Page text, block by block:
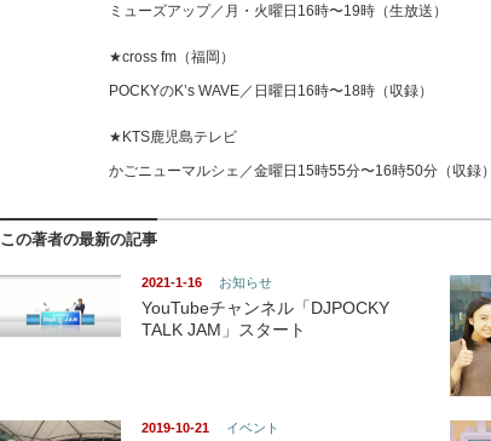
ミューズアップ／月・火曜日16時〜19時（生放送）
★cross fm（福岡）
POCKYのK’s WAVE／日曜日16時〜18時（収録）
★KTS鹿児島テレビ
かごニューマルシェ／金曜日15時55分〜16時50分（収録）
この著者の最新の記事
2021-1-16 お知らせ
YouTubeチャンネル「DJPOCKY
TALK JAM」スタート
2019-10-21 イベント